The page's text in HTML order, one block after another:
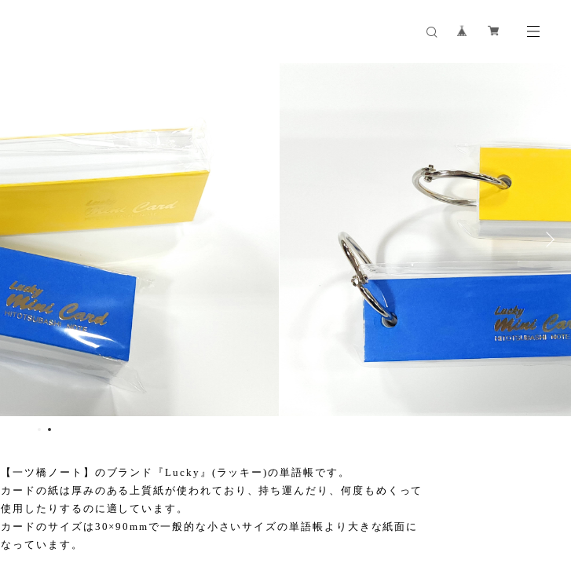
【一ツ橋ノート】のブランド『Lucky』(ラッキー)の単語帳です。
カードの紙は厚みのある上質紙が使われており、持ち運んだり、何度もめくって
使用したりするのに適しています。
カードのサイズは30×90mmで一般的な小さいサイズの単語帳より大きな紙面に
なっています。